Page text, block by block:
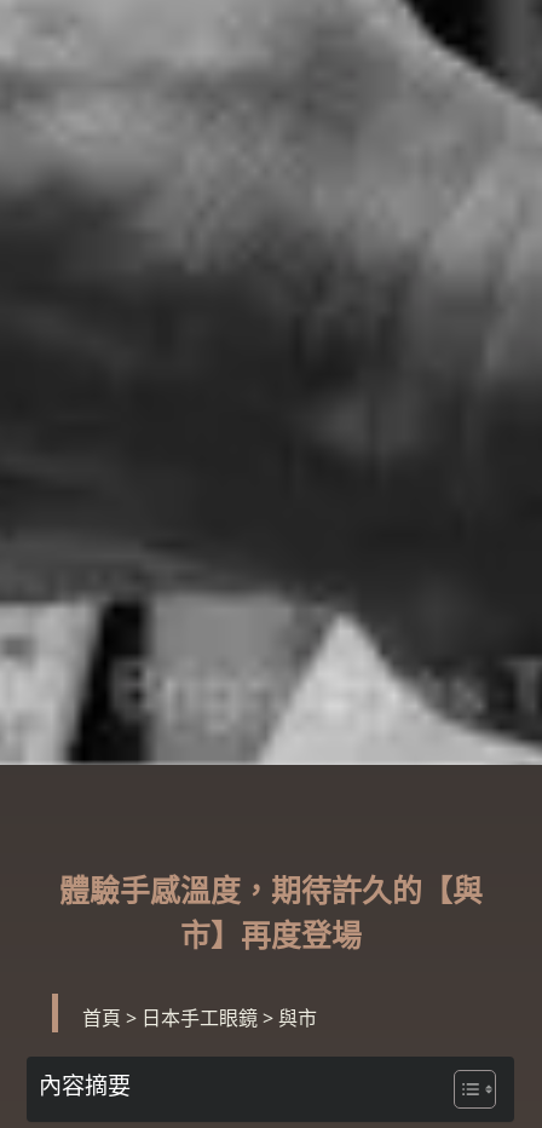
體驗手感溫度，期待許久的【與
市】再度登場
首頁 > 日本手工眼鏡>與市
內容摘要